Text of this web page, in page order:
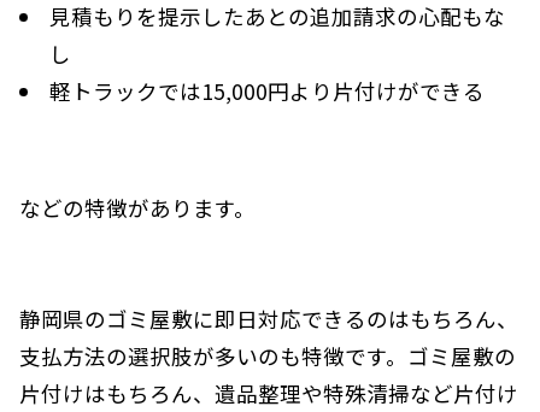
見積もりを提示したあとの追加請求の心配もな
し
軽トラックでは15,000円より片付けができる
などの特徴があります。
静岡県のゴミ屋敷に即日対応できるのはもちろん、
支払方法の選択肢が多いのも特徴です。ゴミ屋敷の
片付けはもちろん、遺品整理や特殊清掃など片付け